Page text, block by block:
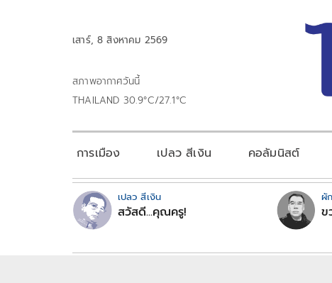
เสาร์, 8 สิงหาคม 2569
สภาพอากาศวันนี้
THAILAND 30.9°C/27.1°C
การเมือง เปลว สีเงิน คอลัมนิสต์
เปลว สีเงิน
สวัสดี...คุณครู!
ผั
ข